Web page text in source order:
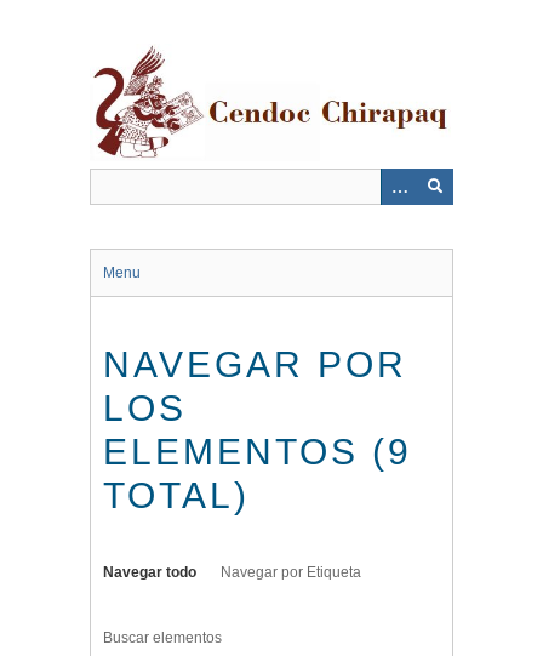
Menu
NAVEGAR POR
LOS
ELEMENTOS (9
TOTAL)
Navegar todo Navegar por Etiqueta
Buscar elementos